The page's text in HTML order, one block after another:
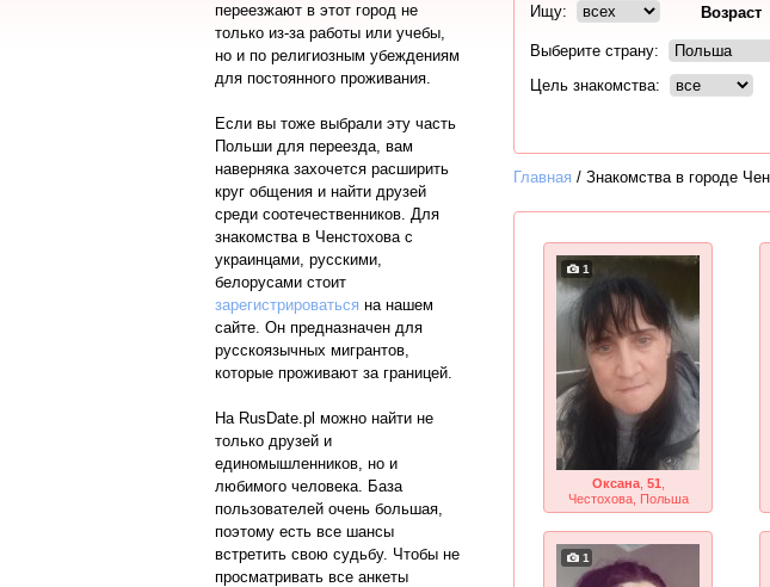
переезжают в этот город не
только из-за работы или учебы,
но и по религиозным убеждениям
для постоянного проживания.
Если вы тоже выбрали эту часть
Польши для переезда, вам
наверняка захочется расширить
круг общения и найти друзей
среди соотечественников. Для
знакомства в Ченстохова с
украинцами, русскими,
белорусами стоит
зарегистрироваться на нашем
сайте. Он предназначен для
русскоязычных мигрантов,
которые проживают за границей.
На RusDate.pl можно найти не
только друзей и
единомышленников, но и
любимого человека. База
пользователей очень большая,
поэтому есть все шансы
встретить свою судьбу. Чтобы не
просматривать все анкеты
Ищу: Возраст
Выберите страну:
Цель знакомства:
Главная / Знакомства в городе
1
Оксана, 51
Честохова, Польша
1